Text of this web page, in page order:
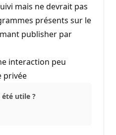
mais ne devrait pas
présents sur le
publisher par
interaction peu
privée
été utile ?